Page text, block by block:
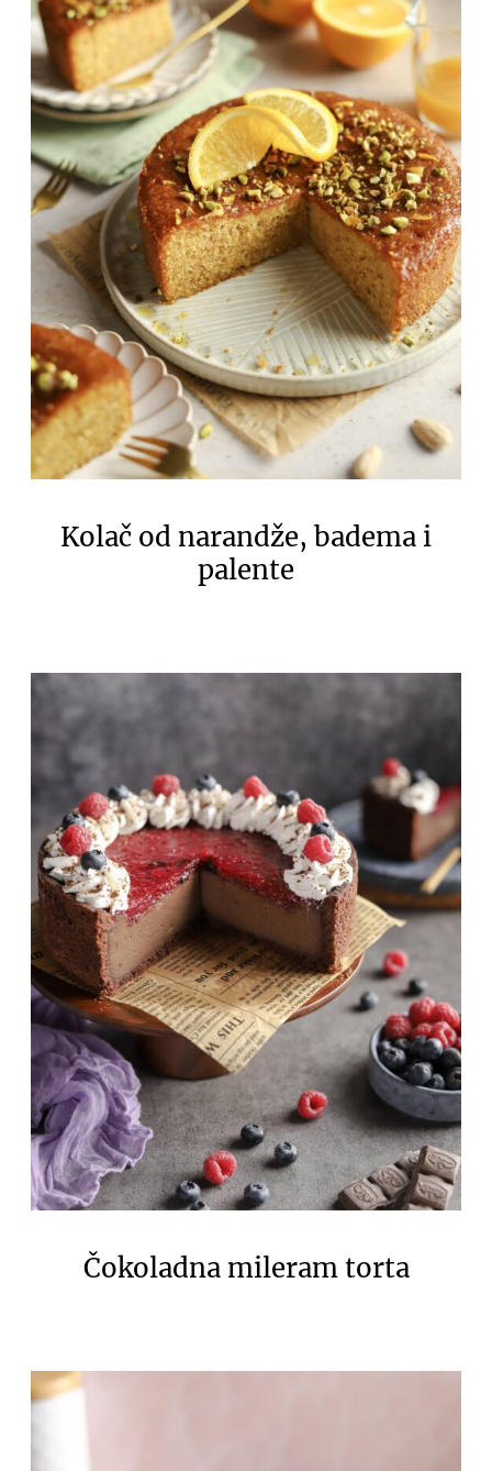
Kolač od narandže, badema i
palente
Čokoladna mileram torta